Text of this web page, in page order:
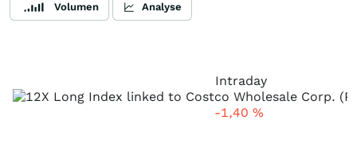
Volumen Analyse
Intraday
-1,40 %